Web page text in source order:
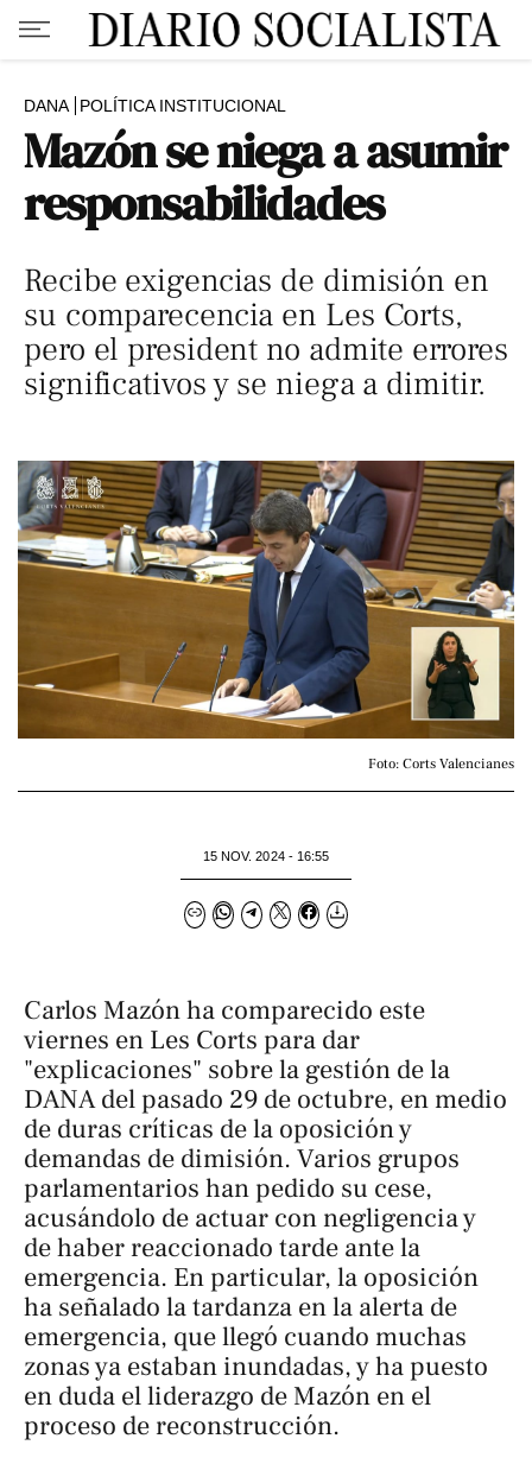
DANA POLÍTICA INSTITUCIONAL
Mazón se niega a asumir
responsabilidades
Recibe exigencias de dimisión en
su comparecencia en Les Corts,
pero el president no admite errores
significativos y se niega a dimitir.
Foto: Corts Valencianes
15 NOV. 2024 - 16:55
Carlos Mazón ha comparecido este
viernes en Les Corts para dar
"explicaciones" sobre la gestión de la
DANA del pasado 29 de octubre, en medio
de duras críticas de la oposición y
demandas de dimisión. Varios grupos
parlamentarios han pedido su cese,
acusándolo de actuar con negligencia y
de haber reaccionado tarde ante la
emergencia. En particular, la oposición
ha señalado la tardanza en la alerta de
emergencia, que llegó cuando muchas
zonas ya estaban inundadas, y ha puesto
en duda el liderazgo de Mazón en el
proceso de reconstrucción.